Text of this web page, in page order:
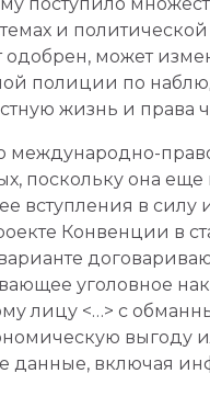
и
одобрен, может
полиции по
жизнь и
поскольку она
вступления в
Конвенции в
уголовное
лицу <…> с
данные, включая